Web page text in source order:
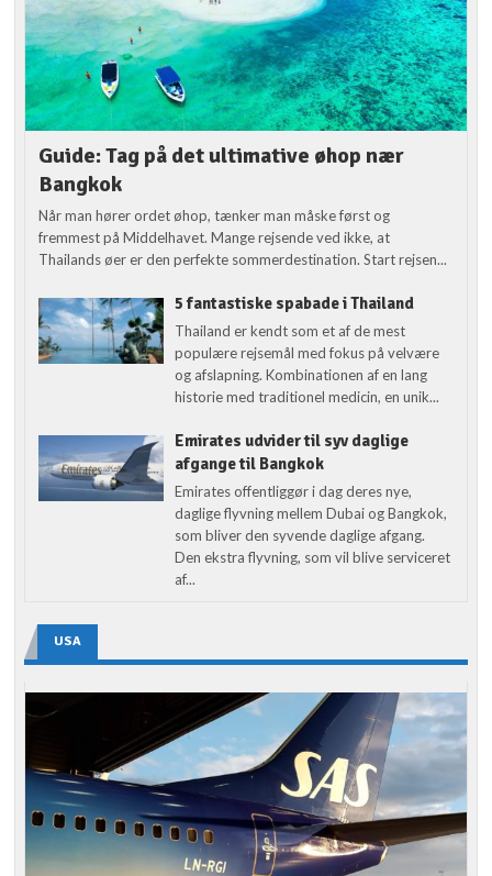
Guide: Tag på det ultimative øhop nær
Bangkok
Når man hører ordet øhop, tænker man måske først og
fremmest på Middelhavet. Mange rejsende ved ikke, at
Thailands øer er den perfekte sommerdestination. Start rejsen...
5 fantastiske spabade i Thailand
Thailand er kendt som et af de mest
populære rejsemål med fokus på velvære
og afslapning. Kombinationen af en lang
historie med traditionel medicin, en unik...
Emirates udvider til syv daglige
afgange til Bangkok
Emirates offentliggør i dag deres nye,
daglige flyvning mellem Dubai og Bangkok,
som bliver den syvende daglige afgang.
Den ekstra flyvning, som vil blive serviceret
af...
USA